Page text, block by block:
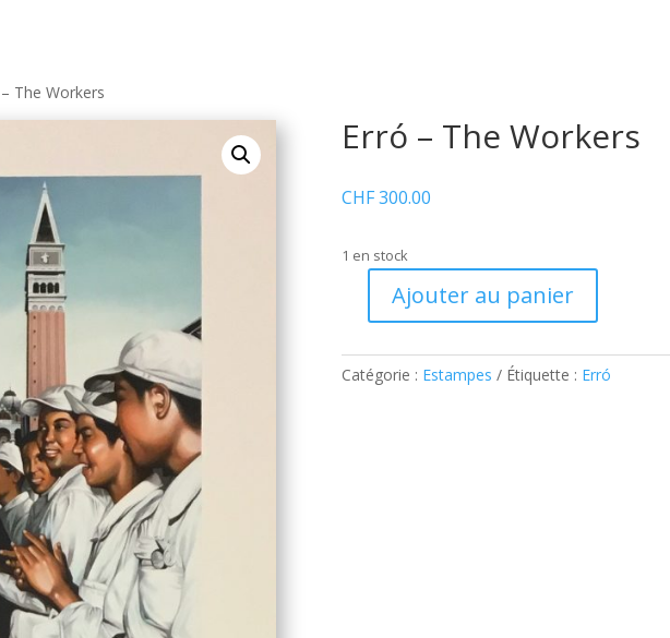
The Workers
Erró – The Workers
CHF300.00
1 en stock
quantité
Erró
–
Ajouter au panier
Catégorie : Estampes Étiquette : Erró